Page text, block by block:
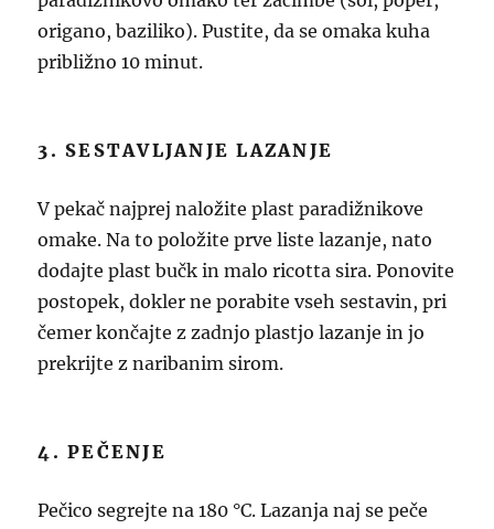
origano, baziliko). Pustite, da se omaka kuha
približno 10 minut.
3. SESTAVLJANJE LAZANJE
V pekač najprej naložite plast paradižnikove
omake. Na to položite prve liste lazanje, nato
dodajte plast bučk in malo ricotta sira. Ponovite
postopek, dokler ne porabite vseh sestavin, pri
čemer končajte z zadnjo plastjo lazanje in jo
prekrijte z naribanim sirom.
4. PEČENJE
Pečico segrejte na 180 °C. Lazanja naj se peče